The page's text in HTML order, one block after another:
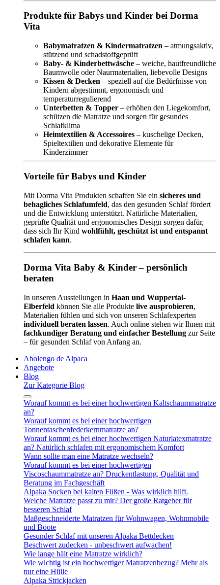
Produkte für Babys und Kinder bei Dorma
Vita
Babymatratzen & Kindermatratzen – atmungsaktiv,
stützend und schadstoffgeprüft
Baby- & Kinderbettwäsche – weiche, hautfreundliche
Baumwolle oder Naurmaterialien, liebevolle Designs
Kissen & Decken – speziell auf die Bedürfnisse von
Kindern abgestimmt, ergonomisch und
temperaturregulierend
Unterbetten & Topper – erhöhen den Liegekomfort,
schützen die Matratze und sorgen für gesundes
Schlafklima
Heimtextilien & Accessoires – kuschelige Decken,
Spieltextilien und dekorative Elemente für
Kinderzimmer
Vorteile für Babys und Kinder
Mit Dorma Vita Produkten schaffen Sie ein sicheres und
behagliches Schlafumfeld, das den gesunden Schlaf fördert
und die Entwicklung unterstützt. Natürliche Materialien,
geprüfte Qualität und ergonomisches Design sorgen dafür,
dass sich Ihr Kind wohlfühlt, geschützt ist und entspannt
schlafen kann.
Dorma Vita Baby & Kinder – persönlich
beraten
In unseren Ausstellungen in Haan und Wuppertal-
Elberfeld können Sie alle Produkte live ausprobieren,
Materialien fühlen und sich von unseren Schlafexperten
individuell beraten lassen. Auch online stehen wir Ihnen mit
fachkundiger Beratung und einfacher Bestellung zur Seite
– für gesunden Schlaf von Anfang an.
Abolengo de Alpaca
Angebote
Blog
Zur Kategorie Blog
Worauf kommt es bei einer hochwertigen Kaltschaummatratze
an?
Worauf kommt es bei einer hochwertigen
Tonnentaschenfederkernmatratze an?
Worauf kommt es bei einer hochwertigen Naturlatexmatratze
an? Natürlich schlafen mit ergonomischem Komfort
Wann sollte man eine Matratze wechseln?
Worauf kommt es bei einer hochwertigen
Viscoschaummatratze an? Druckentlastung, Qualität und
Beratung im Fachgeschäft
Alpaka Socken bei kalten Füßen - Was wirklich hilft.
Welche Matratze passt zu mir? Der große Ratgeber für
besseren Schlaf
Maßgeschneiderte Matratzen für Wohnwagen, Wohnmobile
und Boote
Gesunder Schlaf mit unseren Alpaka Bettdecken
Beschwert zudecken - unbeschwert aufwachen!
Wie lange hält eine Matratze wirklich?
Wie wichtig ist ein hochwertiger Matratzenbezug? Mehr als
nur eine Hülle
Alpaka Strickjacken